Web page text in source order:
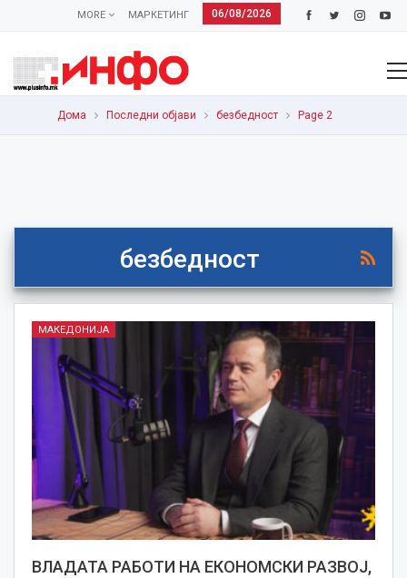
06/08/2026
МАРКЕТИНГ
MORE
Дома Последни објави безбедност Page 2
безбедност
МАКЕДОНИЈА
ВЛАДАТА РАБОТИ НА ЕКОНОМСКИ РАЗВОЈ,